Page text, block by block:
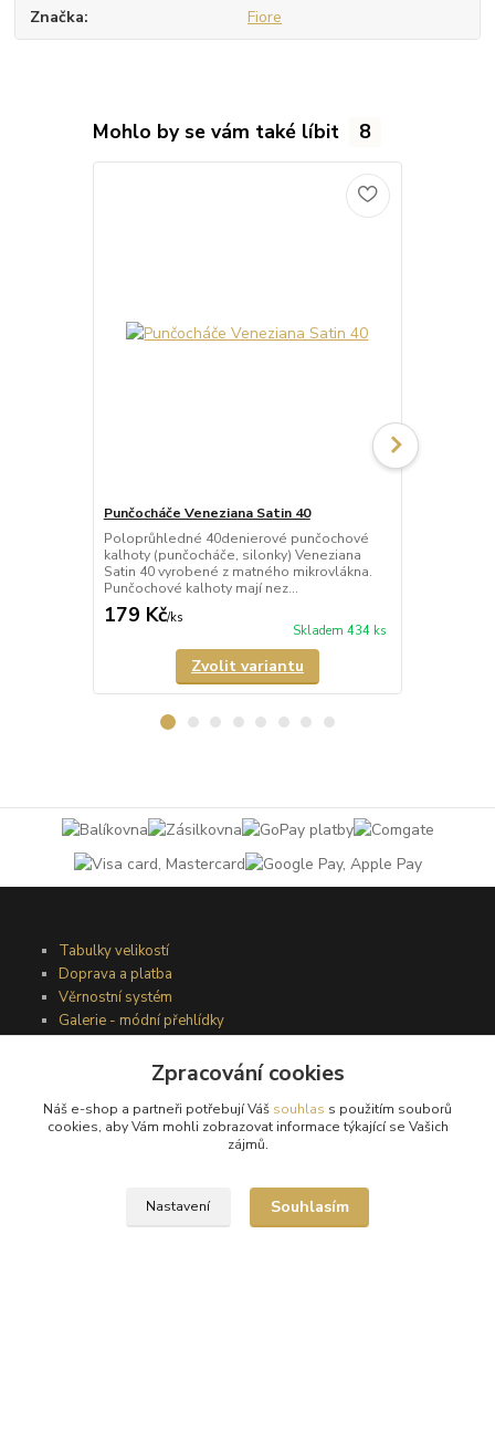
Značka Fiore
Mohlo by se vám také líbit 8
Punčocháče Veneziana Satin 40
Poloprůhledné 40denierové punčochové
kalhoty (punčocháče, silonky) Veneziana
Satin 40 vyrobené z matného mikrovlákna.
Punčochové kalhoty mají nez...
179 Kč/ks
Skladem 434 ks
Zvolit variantu
Tabulky velikostí
Doprava a platba
Věrnostní systém
Galerie - módní přehlídky
Podmínky užití webového rozhraní
Obchodní podmínky
Zpracování cookies
Náš e-shop a partneři potřebují Váš souhlas s použitím souborů
cookies, aby Vám mohli zobrazovat informace týkající se Vašich
zájmů.
Nastavení Souhlasím